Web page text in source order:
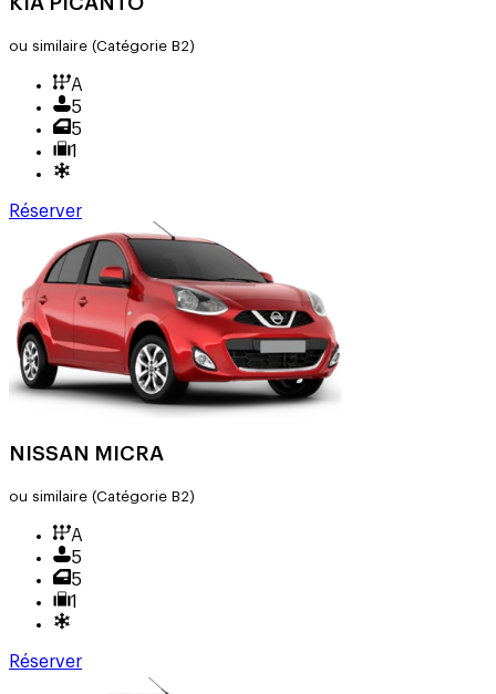
ou similaire (Catégorie B2)
A
5
5
1
Réserver
NISSAN MICRA
ou similaire (Catégorie B2)
A
5
5
1
Réserver